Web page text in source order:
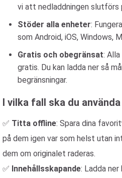
vi att nedladdningen slutförs
Stöder alla enheter:
som Android, iOS, Windows,
Gratis och obegränsat:
gratis. Du kan ladda ner så
begränsningar.
I vilka fall ska du
✅ Titta offline: Spara dina
på dem igen var som helst utan
dem om originalet raderas.
✅ Innehållsskapande: Ladda